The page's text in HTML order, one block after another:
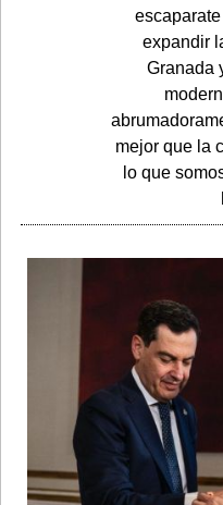
expandir
Granada
mejor que la
lo que